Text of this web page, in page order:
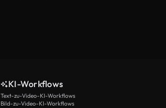
KI-Workflows
Text-zu-Video-KI-Workflows
Bild-zu-Video-KI-Workflows